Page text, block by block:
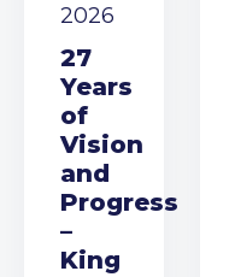
2026
27
Years
of
Vision
and
Progress
–
King